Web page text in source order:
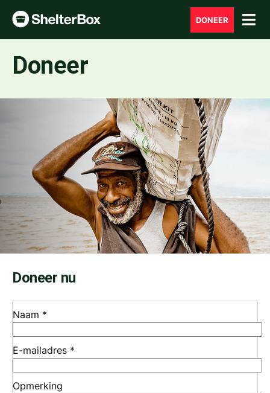
DONEER
Doneer
Doneer nu
Naam *
E-mailadres *
Opmerking